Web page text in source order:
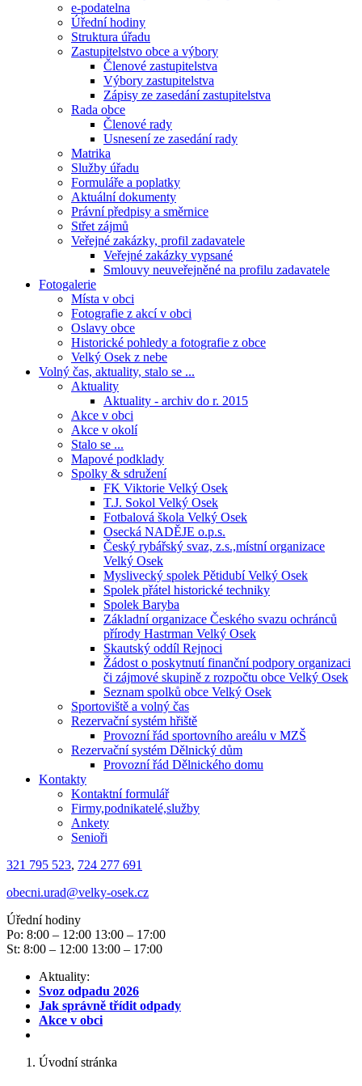
e-podatelna
Úřední hodiny
Struktura úřadu
Zastupitelstvo obce a výbory
Členové zastupitelstva
Výbory zastupitelstva
Zápisy ze zasedání zastupitelstva
Rada obce
Členové rady
Usnesení ze zasedání rady
Matrika
Služby úřadu
Formuláře a poplatky
Aktuální dokumenty
Právní předpisy a směrnice
Střet zájmů
Veřejné zakázky, profil zadavatele
Veřejné zakázky vypsané
Smlouvy neuveřejněné na profilu zadavatele
Fotogalerie
Místa v obci
Fotografie z akcí v obci
Oslavy obce
Historické pohledy a fotografie z obce
Velký Osek z nebe
Volný čas, aktuality, stalo se ...
Aktuality
Aktuality - archiv do r. 2015
Akce v obci
Akce v okolí
Stalo se ...
Mapové podklady
Spolky & sdružení
FK Viktorie Velký Osek
T.J. Sokol Velký Osek
Fotbalová škola Velký Osek
Osecká NADĚJE o.p.s.
Český rybářský svaz, z.s.,místní organizace
Velký Osek
Myslivecký spolek Pětidubí Velký Osek
Spolek přátel historické techniky
Spolek Baryba
Základní organizace Českého svazu ochránců
přírody Hastrman Velký Osek
Skautský oddíl Rejnoci
Žádost o poskytnutí finanční podpory organizaci
či zájmové skupině z rozpočtu obce Velký Osek
Seznam spolků obce Velký Osek
Sportoviště a volný čas
Rezervační systém hřiště
Provozní řád sportovního areálu v MZŠ
Rezervační systém Dělnický dům
Provozní řád Dělnického domu
Kontakty
Kontaktní formulář
Firmy,podnikatelé,služby
Ankety
Senioři
321 795 523, 724 277 691
obecni.urad@velky-osek.cz
Úřední hodiny
Po: 8:00 – 12:00 13:00 – 17:00
St: 8:00 – 12:00 13:00 – 17:00
Aktuality:
Svoz odpadu 2026
Jak správně třídit odpady
Akce v obci
Úvodní stránka